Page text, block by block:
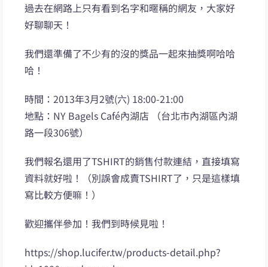
過去在網路上只有看到名字和暱稱的網友，大家好
好聊聊天！
我們還準備了不少有的沒的獎品一起來抽獎啊哈哈
哈！
時間：2013年3月2號(六) 18:00-21:00
地點：NY Bagels Café內湖店 （台北市內湖區內湖
路一段306號）
我們報名還用了TSHIRT的銷售付款連結，直接填寫
資料就好啦！（別誤會成賣TSHIRT了，只是這樣填
寫比較方便嘛！）
歡迎攜伴參加！我們到時候見啦！
https://shop.lucifer.tw/products-detail.php?